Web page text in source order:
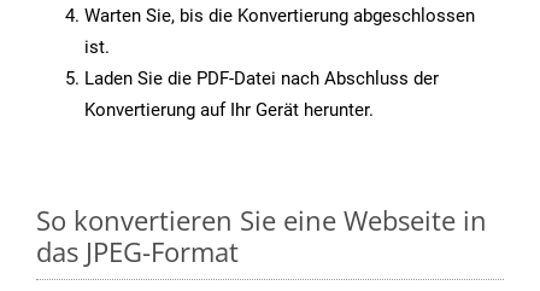
Warten Sie, bis die Konvertierung abgeschlossen
ist.
Laden Sie die PDF-Datei nach Abschluss der
Konvertierung auf Ihr Gerät herunter.
So konvertieren Sie eine Webseite in
das JPEG-Format